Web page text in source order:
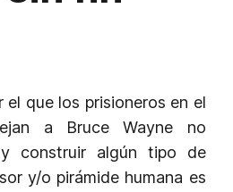
el que los prisioneros en el
a Bruce Wayne no
construir algún tipo de
y/o pirámide humana es